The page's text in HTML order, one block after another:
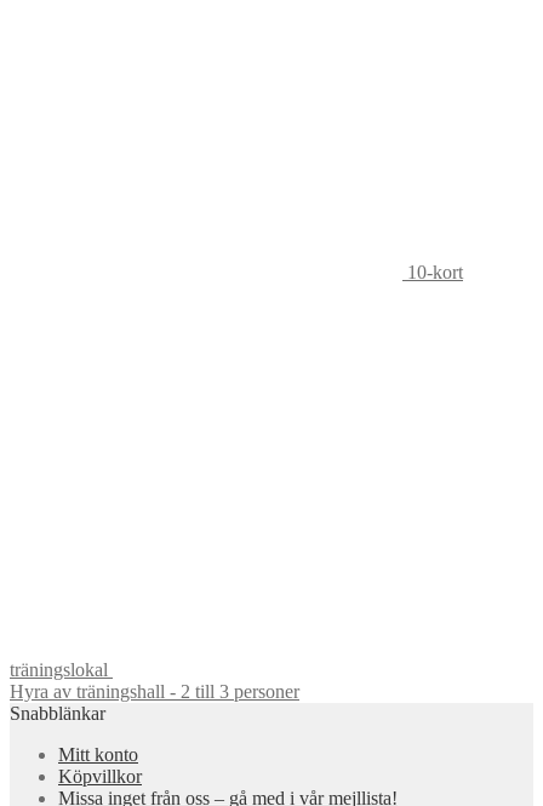
10-kort
träningslokal
Hyra av träningshall - 2 till 3 personer
Snabblänkar
Mitt konto
Köpvillkor
Missa inget från oss – gå med i vår mejllista!